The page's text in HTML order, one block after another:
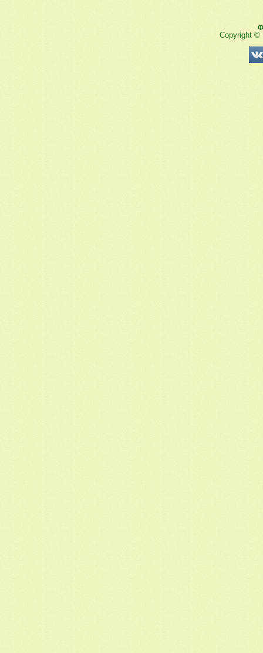
Copyright ©